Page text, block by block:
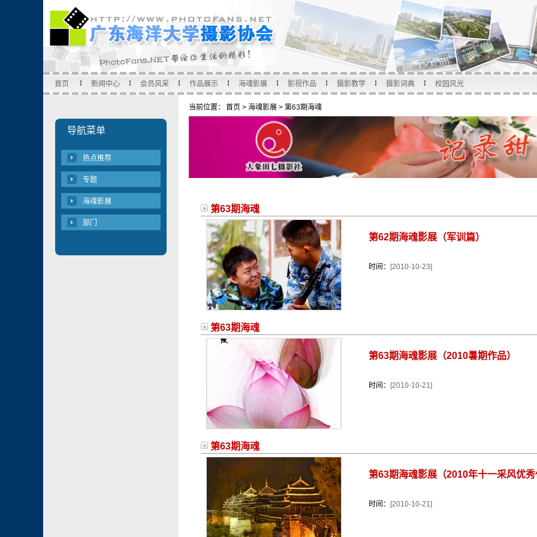
首页 新闻中心 会员风采 作品展示 海魂影展 影视作品 摄影教学 摄影词典 校园风光
导航菜单
热点推荐
专题
海魂影展
部门
当前位置： 首页 > 海魂影展 > 第63期海魂
第63期海魂
第62期海魂影展（军训篇）
时间： [2010-10-23]
第63期海魂
第63期海魂影展（2010暑期作品）
时间： [2010-10-21]
第63期海魂
第63期海魂影展（2010年十一采风优
时间： [2010-10-21]